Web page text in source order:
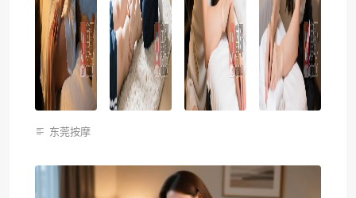
东莞按摩